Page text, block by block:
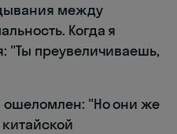
между
Когда я
"Ты преувеличиваешь,
ошеломлен: "Но они же